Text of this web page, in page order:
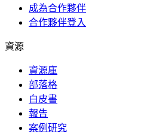
成為合作夥伴
合作夥伴登入
資源
資源庫
部落格
白皮書
報告
案例研究